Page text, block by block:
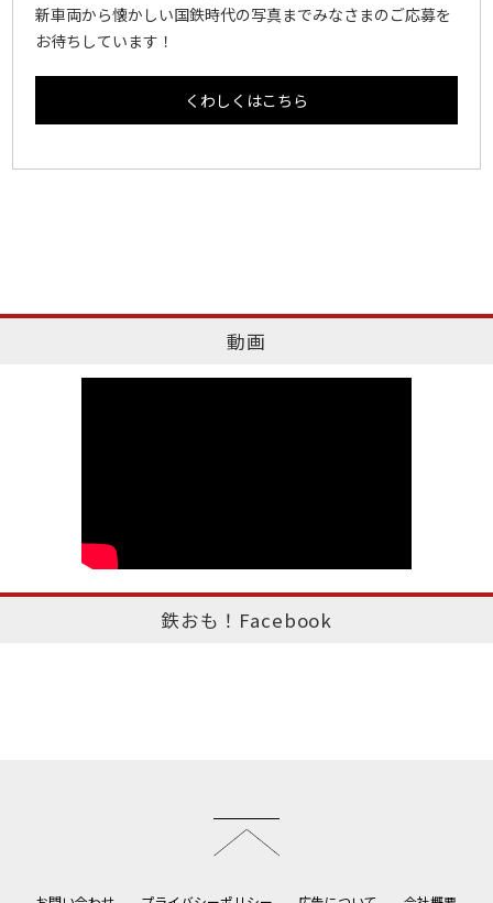
新車両から懐かしい国鉄時代の写真までみなさまのご応募を
お待ちしています！
くわしくはこちら
動画
鉄おも！Facebook